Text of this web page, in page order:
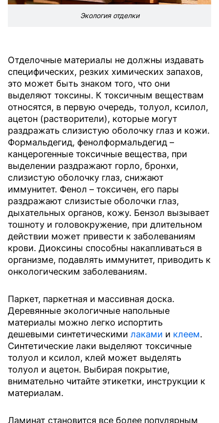
Экология отделки
Отделочные материалы не должны издавать
специфических, резких химических запахов,
это может быть знаком того, что они
выделяют токсины. К токсичным веществам
относятся, в первую очередь, толуол, ксилол,
ацетон (растворители), которые могут
раздражать слизистую оболочку глаз и кожи.
Формальдегид, фенолформальдегид –
канцерогенные токсичные вещества, при
выделении раздражают горло, бронхи,
слизистую оболочку глаз, снижают
иммунитет. Фенол – токсичен, его пары
раздражают слизистые оболочки глаз,
дыхательных органов, кожу. Бензол вызывает
тошноту и головокружение, при длительном
действии может привести к заболеваниям
крови. Диоксины способны накапливаться в
организме, подавлять иммунитет, приводить к
онкологическим заболеваниям.
Паркет, паркетная и массивная доска.
Деревянные экологичные напольные
материалы можно легко испортить
дешевыми синтетическими лаками и клеем.
Синтетические лаки выделяют токсичные
толуол и ксилол, клей может выделять
толуол и ацетон. Выбирая покрытие,
внимательно читайте этикетки, инструкции к
материалам.
Ламинат становится все более популярным